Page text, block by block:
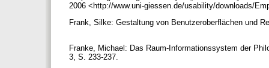
2006 <http://www.uni-giessen.de/usability/downloads/
Frank, Silke: Gestaltung von Benutzeroberflächen und
Franke, Michael: Das Raum-Informationssystem der
3, S. 233-237.